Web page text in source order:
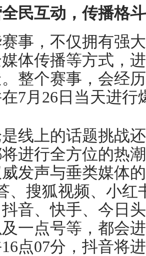
民互动，传播格
，不仅拥有强大
体传播等方式，
整个赛事，会经
7月26日当天进行
上的话题挑战还
进行全方位的热
发声与垂类媒体
、搜狐视频、小
音、快手、今日
一点号等，都会
点07分，抖音将